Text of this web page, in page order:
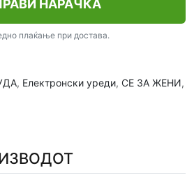
НАРАЧКА
плаќање при достава.
, Електронски уреди, СЕ ЗА ЖЕНИ,